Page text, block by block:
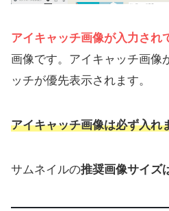
アイキャッチ画像が入力され
画像です。アイキャッチ画像
ッチが優先表示されます。
アイキャッチ画像は必ず入れ
サムネイルの推奨画像サイズ